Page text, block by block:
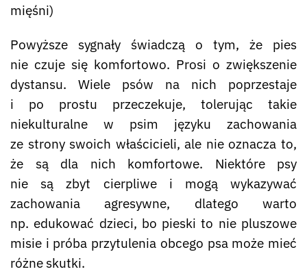
mięśni)
Powyższe sygnały świadczą o tym, że pies
nie czuje się komfortowo. Prosi o zwiększenie
dystansu. Wiele psów na nich poprzestaje
i po prostu przeczekuje, tolerując takie
niekulturalne w psim języku zachowania
ze strony swoich właścicieli, ale nie oznacza to,
że są dla nich komfortowe. Niektóre psy
nie są zbyt cierpliwe i mogą wykazywać
zachowania agresywne, dlatego warto
np. edukować dzieci, bo pieski to nie pluszowe
misie i próba przytulenia obcego psa może mieć
różne skutki.